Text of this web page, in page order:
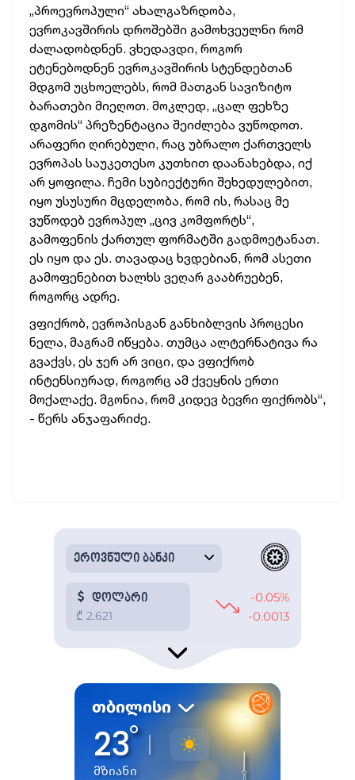
„პროევროპული“ ახალგაზრდობა,
ევროკავშირის დროშებში გამოხვეულნი რომ
ძალადობდნენ. ვხედავდი, როგორ
ეტენებოდნენ ევროკავშირის სტენდებთან
მდგომ უცხოელებს, რომ მათგან სავიზიტო
ბარათები მიეღოთ. მოკლედ, „ცალ ფეხზე
დგომის“ პრეზენტაცია შეიძლება ვუწოდოთ.
არაფერი ღირებული, რაც უბრალო ქართველს
ევროპას საუკეთესო კუთხით დაანახებდა, იქ
არ ყოფილა. ჩემი სუბიექტური შეხედულებით,
იყო უსუსური მცდელობა, რომ ის, რასაც მე
ვუწოდებ ევროპულ „ცივ კომფორტს“,
გამოფენის ქართულ ფორმატში გადმოეტანათ.
ეს იყო და ეს. თავადაც ხვდებიან, რომ ასეთი
გამოფენებით ხალხს ვეღარ გააბრუებენ,
როგორც ადრე.
ვფიქრობ, ევროპისგან განხიბლვის პროცესი
ნელა, მაგრამ იწყება. თუმცა ალტერნატივა რა
გვაქვს, ეს ჯერ არ ვიცი, და ვფიქრობ
ინტენსიურად, როგორც ამ ქვეყნის ერთი
მოქალაქე. მგონია, რომ კიდევ ბევრი ფიქრობს“,
- წერს ანჯაფარიძე.